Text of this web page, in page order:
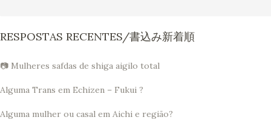
RESPOSTAS RECENTES/書込み新着順
📷 Mulheres safdas de shiga aigilo total
Alguma Trans em Echizen – Fukui ?
Alguma mulher ou casal em Aichi e região?